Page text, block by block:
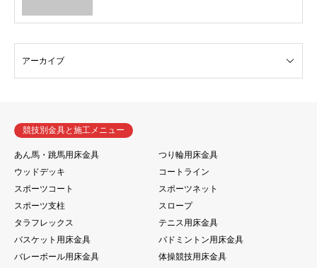
競技別金具と施工メニュー
あん馬・跳馬用床金具
つり輪用床金具
ウッドデッキ
コートライン
スポーツコート
スポーツネット
スポーツ支柱
スロープ
タラフレックス
テニス用床金具
バスケット用床金具
バドミントン用床金具
バレーボール用床金具
体操競技用床金具